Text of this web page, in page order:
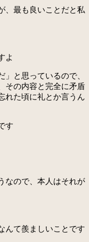
、最も良いことだと私
よ
と思っているので、
その内容と完全に矛盾
れた頃に礼とか言うん
す
なので、本人はそれが
んて羨ましいことです